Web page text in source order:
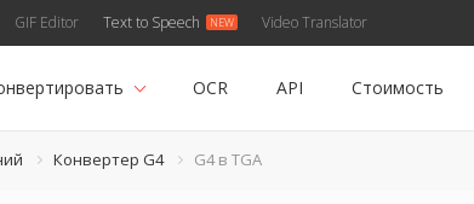
GIF Editor Text to Speech Video Translator
OCR API Стоимость
Конвертер G4 G4 в TGA